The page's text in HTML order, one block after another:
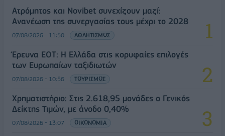
Ατρόμητος και Novibet συνεχίζουν μαζί:
Ανανέωση της συνεργασίας τους μέχρι το 2028
07/08/2026 - 11:50 ΑΘΛΗΤΙΣΜΟΣ
Έρευνα ΕΟΤ: Η Ελλάδα στις κορυφαίες επιλογές
των Ευρωπαίων ταξιδιωτών
07/08/2026 - 10:56 ΤΟΥΡΙΣΜΟΣ
Χρηματιστήριο: Στις 2.618,95 μονάδες ο Γενικός
Δείκτης Τιμών, με άνοδο 0,40%
07/08/2026 - 13:07 ΟΙΚΟΝΟΜΙΑ